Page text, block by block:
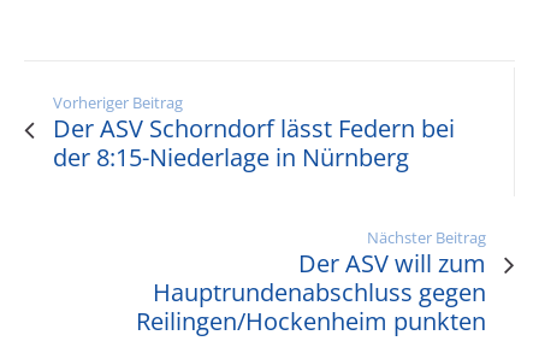
Vorheriger Beitrag
Der ASV Schorndorf lässt Federn bei
der 8:15-Niederlage in Nürnberg
Nächster Beitrag
Der ASV will zum
Hauptrundenabschluss gegen
Reilingen/Hockenheim punkten